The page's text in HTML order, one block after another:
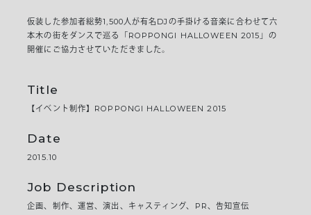
仮装した参加者総勢1,500人が有名DJの手掛ける音楽に合わせて六
本木の街をダンスで巡る「ROPPONGI HALLOWEEN 2015」の
開催にご協力させていただきました。
Title
【イベント制作】ROPPONGI HALLOWEEN 2015
Date
2015.10
Job Description
企画、制作、運営、演出、キャスティング、PR、告知宣伝